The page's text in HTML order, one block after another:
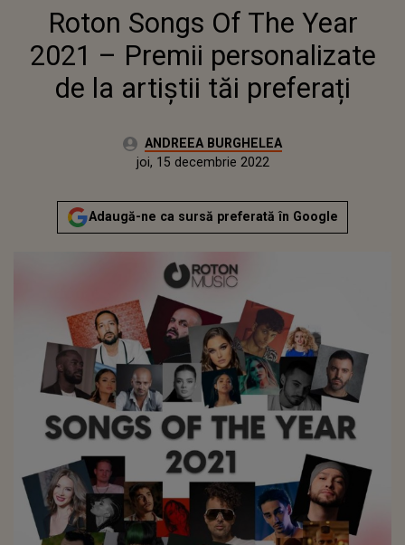
PERSONALIZATE DE LA ARTIȘTII TĂI
PREFERAȚI
Roton Songs Of The Year
2021 – Premii personalizate
de la artiștii tăi preferați
Autor:ANDREEA BURGHELEA
miercuri, 15 decembrie 2021
Actualizat:
joi, 15 decembrie 2022
Adaugă-ne ca sursă preferată în Google